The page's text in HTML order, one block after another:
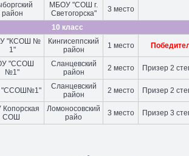
район
МБОУ "СОШ г.
Светогорска"
3 место
10 класс
"КСОШ №
1"
Кингисеппский
район
1 место
"ССОШ
№1"
Сланцевский
район
2 место Призер 2
"ССОШ№1"
Сланцевский
район
2 место Призер 2
СОШ
Ломоносовский
райо
3 место Призер 3